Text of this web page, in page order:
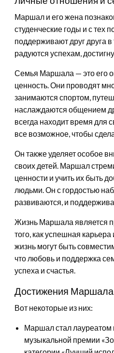
Маршал и его жена
студенческие годы и с тех
поддерживают друг друга
радуются успехам,
Семья Маршала — это его
ценность. Они проводят
занимаются спортом,
наслаждаются общением
всегда находит время для
все возможное, чтобы
Он также уделяет особое
своих детей. Маршал
ценности и учить их быть
людьми. Он с гордостью
развиваются, и
Жизнь Маршала является
того, как успешная
жизнь могут быть
что любовь и поддержка
успеха и счастья.
Достижения Маршала
Вот некоторые из них:
Маршал стал лауреатом
музыкальной премии